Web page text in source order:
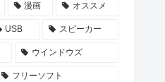
漫画 オススメ
USB スピーカー
ウインドウズ
フリーソフト